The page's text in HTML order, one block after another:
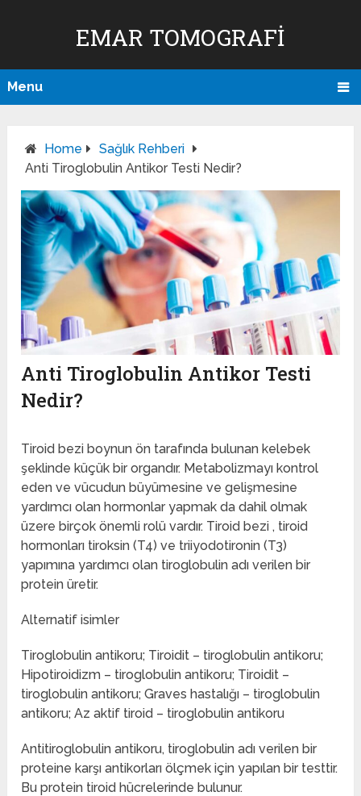
EMAR TOMOGRAFI
Menu
Home
Sağlık Rehberi
Anti Tiroglobulin Antikor Testi Nedir?
Anti Tiroglobulin Antikor Testi
Nedir?
‌Tiroid bezi boynun ön tarafında bulunan kelebek
şeklinde küçük bir organdır. Metabolizmayı kontrol
eden ve vücudun büyümesine ve gelişmesine
yardımcı olan hormonlar yapmak da dahil olmak
üzere birçok önemli rolü vardır. Tiroid bezi , tiroid
hormonları tiroksin (T4) ve triiyodotironin (T3)
yapımına yardımcı olan tiroglobulin adı verilen bir
protein üretir.
Alternatif isimler
Tiroglobulin antikoru; Tiroidit – tiroglobulin antikoru;
Hipotiroidizm – tiroglobulin antikoru; Tiroidit –
tiroglobulin antikoru; Graves hastalığı – tiroglobulin
antikoru; Az aktif tiroid – tiroglobulin antikoru
Antitiroglobulin antikoru, tiroglobulin adı verilen bir
proteine ​​​​karşı antikorları ölçmek için yapılan bir testtir.
Bu protein tiroid hücrelerinde bulunur.